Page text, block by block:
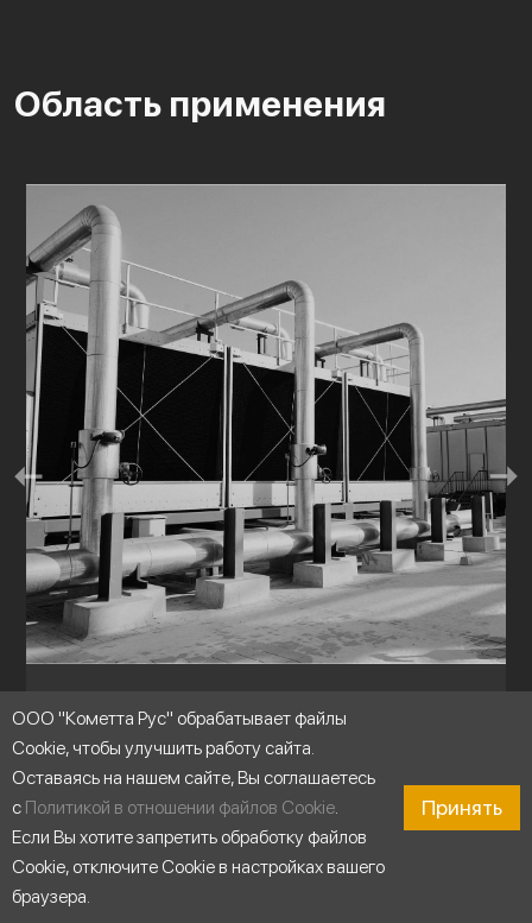
Область применения
Холодильные установки
ООО "Кометта Рус" обрабатывает файлы
Cookie, чтобы улучшить работу сайта.
Оставаясь на нашем сайте, Вы соглашаетесь
с Политикой в отношении файлов Cookie.
Если Вы хотите запретить обработку файлов
Cookie, отключите Cookie в настройках вашего
браузера.
Принять